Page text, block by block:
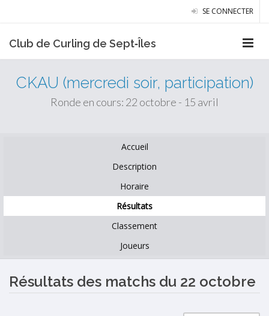
SE CONNECTER
Club de Curling de Sept‑Îles
CKAU (mercredi soir, participation)
Ronde en cours: 22 octobre - 15 avril
Accueil
Description
Horaire
Résultats
Classement
Joueurs
Résultats des matchs du 22 octobre